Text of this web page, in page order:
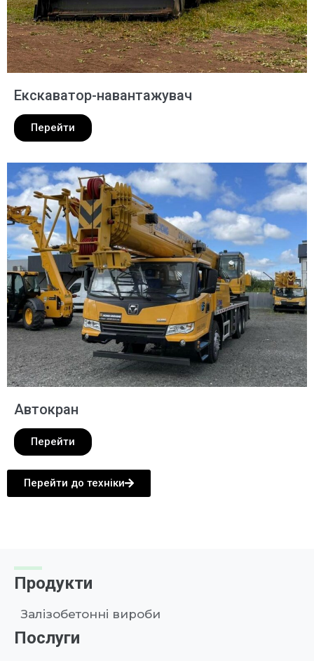
Екскаватор-навантажувач
Перейти
Автокран
Перейти
Перейти до техніки
Продукти
Залізобетонні вироби
Послуги